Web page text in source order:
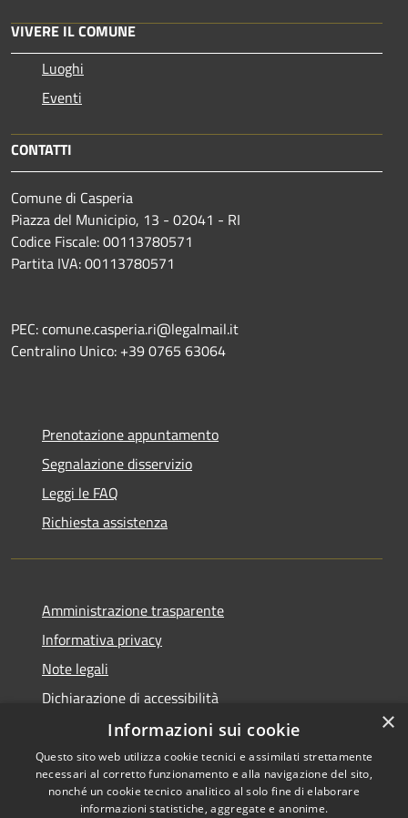
VIVERE IL COMUNE
Luoghi
Eventi
CONTATTI
Comune di Casperia
Piazza del Municipio, 13 - 02041 - RI
Codice Fiscale: 00113780571
Partita IVA: 00113780571
PEC: comune.casperia.ri@legalmail.it
Centralino Unico: +39 0765 63064
Prenotazione appuntamento
Segnalazione disservizio
Leggi le FAQ
Richiesta assistenza
Amministrazione trasparente
Informativa privacy
Note legali
Dichiarazione di accessibilità
Accessibilità
Copyright © 2026 • Comune di
Casperia • Powered by
×
Informazioni sui cookie
Questo sito web utilizza cookie tecnici e assimilati strettamente
necessari al corretto funzionamento e alla navigazione del sito,
nonché un cookie tecnico analitico al solo fine di elaborare
informazioni statistiche, aggregate e anonime.